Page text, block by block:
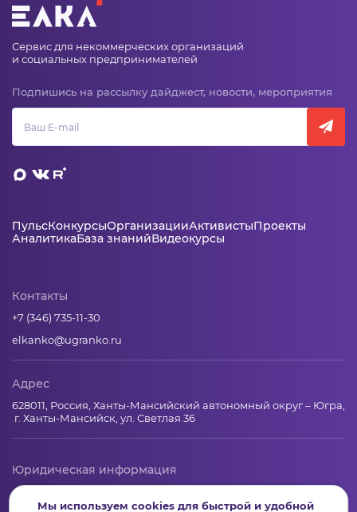
Сервис для некоммерческих организаций
и социальных предпринимателей
Подпишись на рассылку дайджест, новости, мероприятия
ПульсКонкурсыОрганизацииАктивистыПроекты
АналитикаБаза знанийВидеокурсы
Контакты
+7 (346) 735-11-30
elkanko@ugranko.ru
Адрес
628011, Россия, Ханты-Мансийский автономный округ – Югра,
г. Ханты-Мансийск, ул. Светлая 36
Юридическая информация
Региональный грантооператор Фонд «Центр гражданских и
Мы используем cookies для быстрой и удобной